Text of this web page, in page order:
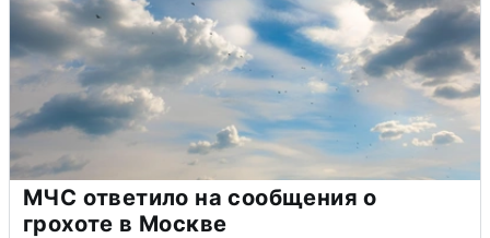
МЧС ответило на сообщения о
грохоте в Москве